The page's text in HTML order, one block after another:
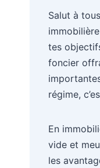
Salut à
tes
foncier
régime,
En
vide et
les